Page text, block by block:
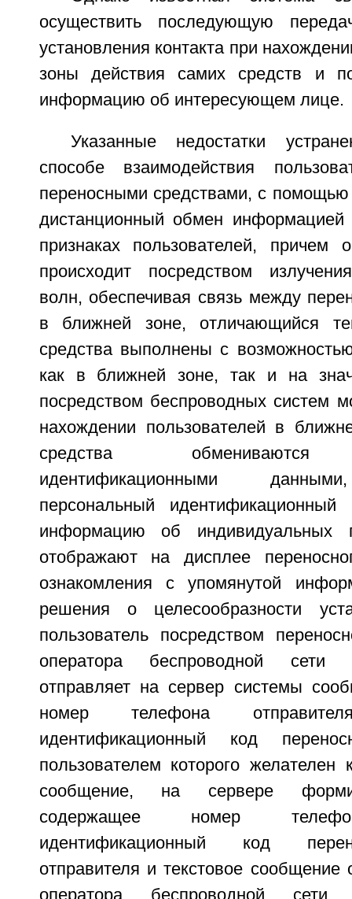
осуществить последующую
установления контакта при
зоны действия самих средств и
информацию об интересующем лице.
Указанные недостатки
способе взаимодействия
переносными средствами, с помощью
дистанционный обмен информацией
признаках пользователей, причем
происходит посредством
волн, обеспечивая связь между
в ближней зоне, отличающийся
средства выполнены с
как в ближней зоне, так и на
посредством беспроводных систем
нахождении пользователей в
средства обмениваются
идентификационными
персональный
информацию об индивидуальных
отображают на дисплее
ознакомления с упомянутой
решения о целесообразности
пользователь посредством
оператора беспроводной сети
отправляет на сервер системы
номер телефона
идентификационный код
пользователем которого желателен
сообщение, на сервере
содержащее номер
идентификационный код
отправителя и текстовое сообщение
оператора беспроводной сети